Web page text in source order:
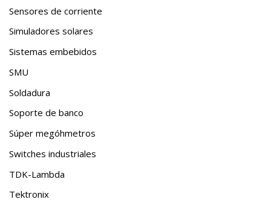
Sensores de corriente
Simuladores solares
Sistemas embebidos
SMU
Soldadura
Soporte de banco
Súper megóhmetros
Switches industriales
TDK-Lambda
Tektronix